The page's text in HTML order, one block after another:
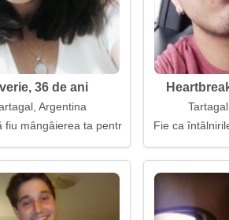
36 de ani
Argentina
fiu mângâierea ta pentru totdeauna
Fie ca